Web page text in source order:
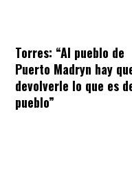
Torres: “Al pueblo de
Puerto Madryn hay
devolverle lo que es
pueblo”